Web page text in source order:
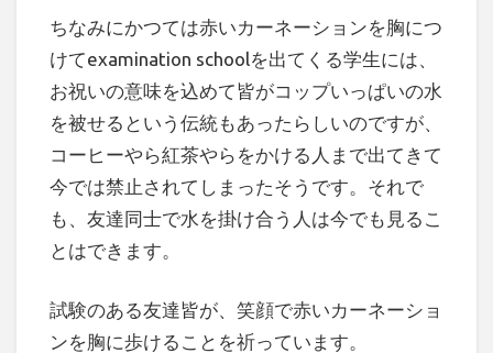
ちなみにかつては赤いカーネーションを胸につ
けてexamination schoolを出てくる学生には、
お祝いの意味を込めて皆がコップいっぱいの水
を被せるという伝統もあったらしいのですが、
コーヒーやら紅茶やらをかける人まで出てきて
今では禁止されてしまったそうです。それで
も、友達同士で水を掛け合う人は今でも見るこ
とはできます。
試験のある友達皆が、笑顔で赤いカーネーショ
ンを胸に歩けることを祈っています。